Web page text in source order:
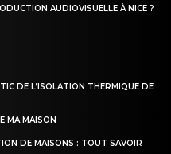
AUDIOVISUELLE À NICE ?
DE L’ISOLATION THERMIQUE DE
MA MAISON
DE MAISONS : TOUT SAVOIR